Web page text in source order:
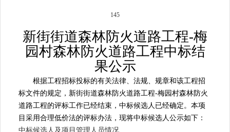
145
新街街道森林防火道路工程-梅
园村森林防火道路工程中标结
果公示
根据工程招标投标的有关法律、法规、规章和该工程招
标文件的规定，新街街道森林防火道路工程-梅园村森林防火
道路工程的评标工作已经结束，中标候选人已经确定。本项
目采用合理低价法的评标办法，现将中标候选人公示如下：
中标候选人及项目管理人员情况